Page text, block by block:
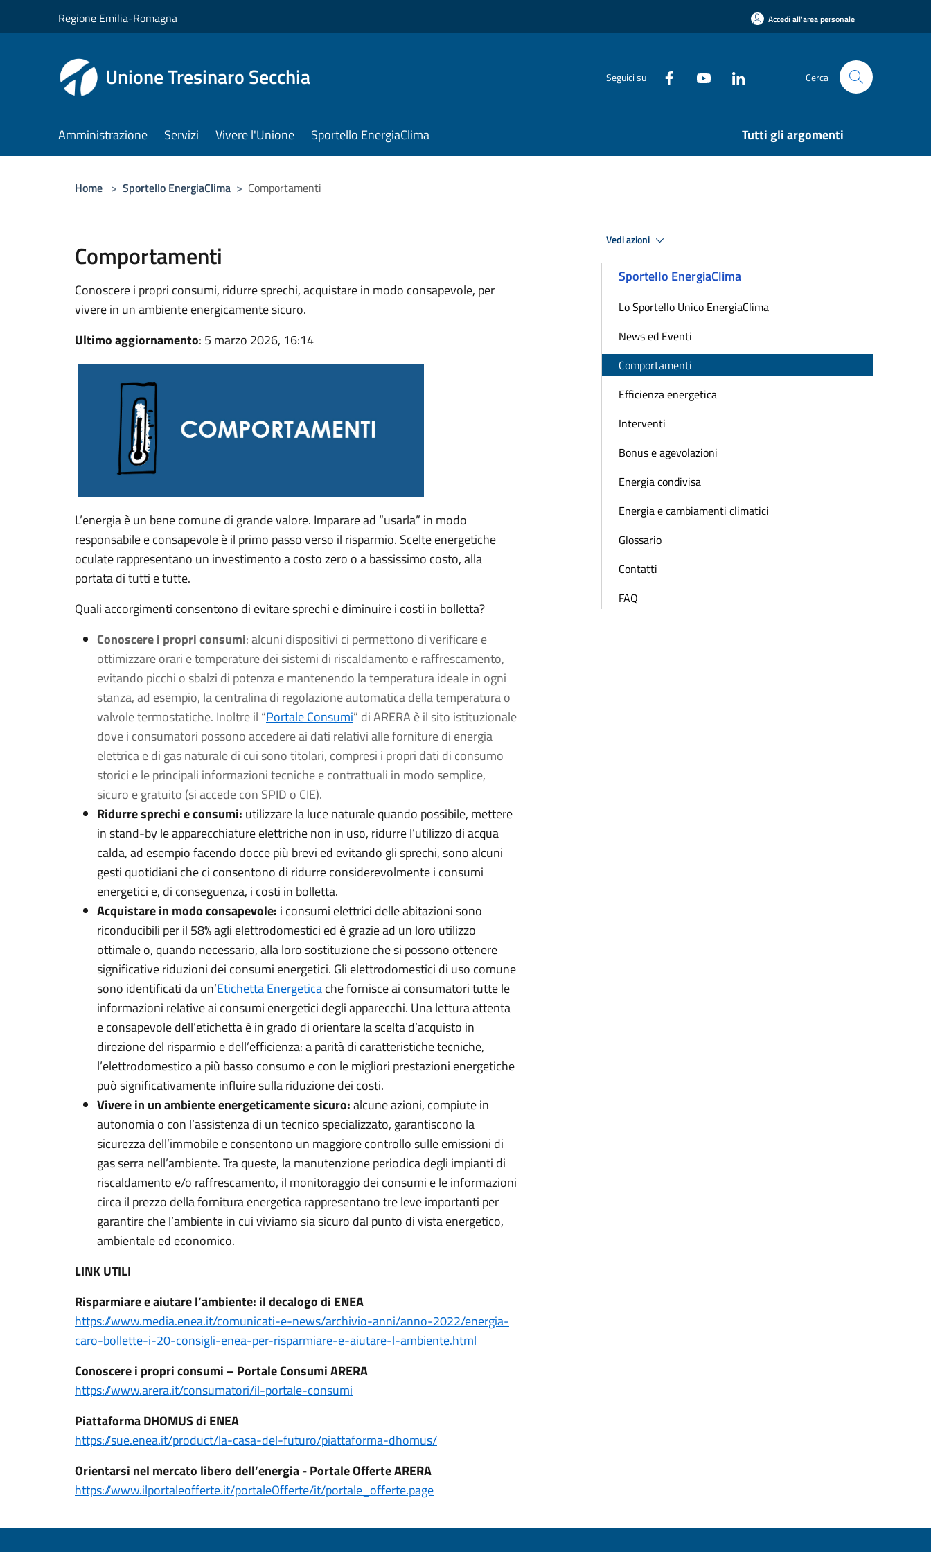
Regione Emilia-Romagna Accedi all'area personale
Unione Tresinaro Secchia Seguici su Cerca
Amministrazione Servizi Vivere l'Unione Sportello EnergiaClima Tutti gli argomenti
Home > Sportello EnergiaClima > Comportamenti
Comportamenti
Conoscere i propri consumi, ridurre sprechi, acquistare in modo consapevole, per
vivere in un ambiente energicamente sicuro.
Ultimo aggiornamento: 5 marzo 2026, 16:14
L’energia è un bene comune di grande valore. Imparare ad “usarla” in modo
responsabile e consapevole è il primo passo verso il risparmio. Scelte energetiche
oculate rappresentano un investimento a costo zero o a bassissimo costo, alla
portata di tutti e tutte.
Quali accorgimenti consentono di evitare sprechi e diminuire i costi in bolletta?
Conoscere i propri consumi: alcuni dispositivi ci permettono di verificare e
ottimizzare orari e temperature dei sistemi di riscaldamento e raffrescamento,
evitando picchi o sbalzi di potenza e mantenendo la temperatura ideale in ogni
stanza, ad esempio, la centralina di regolazione automatica della temperatura o
valvole termostatiche. Inoltre il “Portale Consumi” di ARERA è il sito istituzionale
dove i consumatori possono accedere ai dati relativi alle forniture di energia
elettrica e di gas naturale di cui sono titolari, compresi i propri dati di consumo
storici e le principali informazioni tecniche e contrattuali in modo semplice,
sicuro e gratuito (si accede con SPID o CIE).
Ridurre sprechi e consumi: utilizzare la luce naturale quando possibile, mettere
in stand-by le apparecchiature elettriche non in uso, ridurre l’utilizzo di acqua
calda, ad esempio facendo docce più brevi ed evitando gli sprechi, sono alcuni
gesti quotidiani che ci consentono di ridurre considerevolmente i consumi
energetici e, di conseguenza, i costi in bolletta.
Acquistare in modo consapevole: i consumi elettrici delle abitazioni sono
riconducibili per il 58% agli elettrodomestici ed è grazie ad un loro utilizzo
ottimale o, quando necessario, alla loro sostituzione che si possono ottenere
significative riduzioni dei consumi energetici. Gli elettrodomestici di uso comune
sono identificati da un’Etichetta Energeticache fornisce ai consumatori tutte le
informazioni relative ai consumi energetici degli apparecchi. Una lettura attenta
e consapevole dell’etichetta è in grado di orientare la scelta d’acquisto in
direzione del risparmio e dell’efficienza: a parità di caratteristiche tecniche,
l’elettrodomestico a più basso consumo e con le migliori prestazioni energetiche
può significativamente influire sulla riduzione dei costi.
Vivere in un ambiente energeticamente sicuro:alcune azioni, compiute in
autonomia o con l’assistenza di un tecnico specializzato, garantiscono la
sicurezza dell’immobile e consentono un maggiore controllo sulle emissioni di
gas serra nell’ambiente. Tra queste, la manutenzione periodica degli impianti di
riscaldamento e/o raffrescamento, il monitoraggio dei consumi e le informazioni
circa il prezzo della fornitura energetica rappresentano tre leve importanti per
garantire che l’ambiente in cui viviamo sia sicuro dal punto di vista energetico,
ambientale ed economico.
LINK UTILI
Risparmiare e aiutare l’ambiente: il decalogo di ENEA
https://www.media.enea.it/comunicati-e-news/archivio-anni/anno-2022/energia-
caro-bollette-i-20-consigli-enea-per-risparmiare-e-aiutare-l-ambiente.html
Conoscere i propri consumi – Portale Consumi ARERA
https://www.arera.it/consumatori/il-portale-consumi
Piattaforma DHOMUS di ENEA
https://sue.enea.it/product/la-casa-del-futuro/piattaforma-dhomus/
Orientarsi nel mercato libero dell’energia - Portale Offerte ARERA
https://www.ilportaleofferte.it/portaleOfferte/it/portale_offerte.page
Vedi azioni
Sportello EnergiaClima
Lo Sportello Unico EnergiaClima
News ed Eventi
Comportamenti
Efficienza energetica
Interventi
Bonus e agevolazioni
Energia condivisa
Energia e cambiamenti climatici
Glossario
Contatti
FAQ